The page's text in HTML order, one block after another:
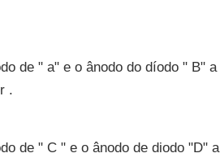
de " a" e o ânodo do díodo " B" a
.
de " C " e o ânodo de diodo "D" a